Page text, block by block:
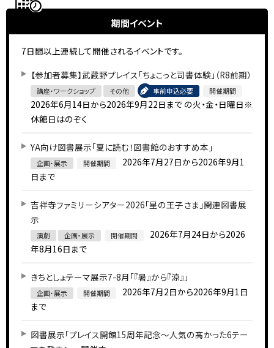
期間イベント
7日間以上連続して開催されるイベントです。
【参加者募集】武蔵野プレイス「ちょこっと司書体験」（R8前期）
講座・ワークショップ その他 事前申込必要 開催期間
2026年6月14日から2026年9月22日まで の火・金・日曜日※
休館日はのぞく
YA向け図書展示「夏に読む！図書館のおすすめ本」
企画・展示 開催期間
2026年7月27日から2026年9月1
日まで
吉祥寺ファミリーシアター2026「星の王子さま」関連図書展
示
演劇 企画・展示 開催期間
2026年7月24日から2026
年8月16日まで
きちとしょテーマ展示7-8月「『暑』から『涼』」
企画・展示 開催期間
2026年7月2日から2026年9月1日
まで
図書展示「プレイス開館15周年記念～人気の高かった6テー